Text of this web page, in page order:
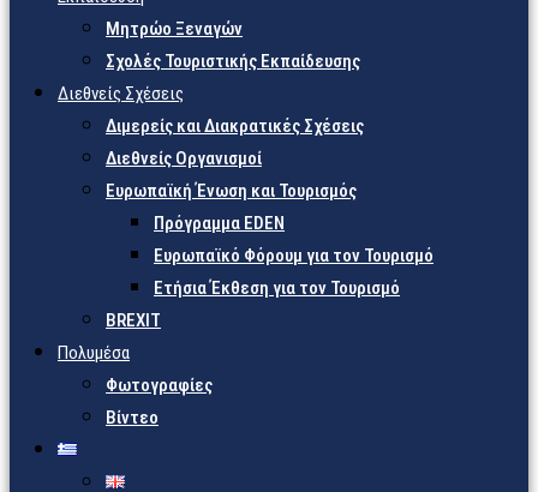
Μητρώο Ξεναγών
Σχολές Τουριστικής Εκπαίδευσης
Διεθνείς Σχέσεις
Διμερείς και Διακρατικές Σχέσεις
Διεθνείς Οργανισμοί
Ευρωπαϊκή Ένωση και Τουρισμός
Πρόγραμμα EDEN
Ευρωπαϊκό Φόρουμ για τον Τουρισμό
Ετήσια Έκθεση για τον Τουρισμό
BREXIT
Πολυμέσα
Φωτογραφίες
Βίντεο